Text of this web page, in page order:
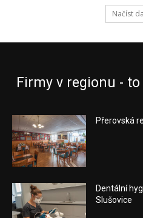
Načíst
Firmy v regionu -
Přerovská
Dentální
Slušovice